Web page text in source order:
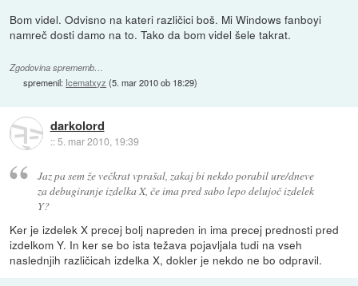
Bom videl. Odvisno na kateri različici boš. Mi Windows fanboyi
namreč dosti damo na to. Tako da bom videl šele takrat.
Zgodovina sprememb…
spremenil: Icematxyz (5. mar 2010 ob 18:29)
darkolord
::5. mar 2010, 19:39
Jaz pa sem že večkrat vprašal, zakaj bi nekdo porabil ure/dneve
za debugiranje izdelka X, če ima pred sabo lepo delujoč izdelek
Y?
Ker je izdelek X precej bolj napreden in ima precej prednosti pred
izdelkom Y. In ker se bo ista težava pojavljala tudi na vseh
naslednjih različicah izdelka X, dokler je nekdo ne bo odpravil.